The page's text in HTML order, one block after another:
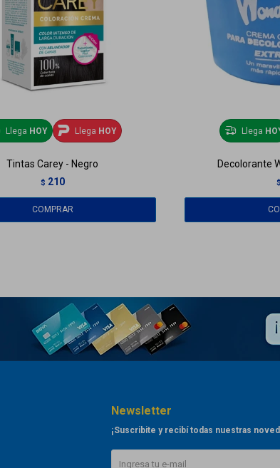
Llega HOY Llega HOY
Tintas Carey - Negro
$ 210
Llega
Decolorante
$
Newsletter
¡Suscribite y recibí todas nuestras